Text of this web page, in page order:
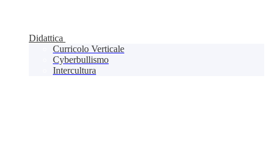
Didattica
Curricolo Verticale
Cyberbullismo
Intercultura